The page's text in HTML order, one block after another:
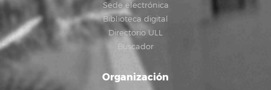
Sede electrónica
Biblioteca digital
Directorio ULL
Buscador
Organización